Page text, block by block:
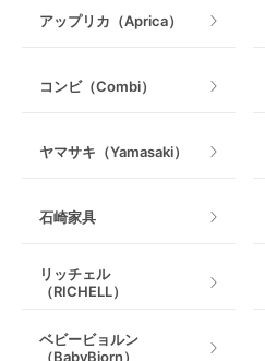
アップリカ（Aprica）
コンビ（Combi）
ヤマサキ（Yamasaki）
石崎家具
リッチェル
（RICHELL）
ベビービョルン
（BabyBjorn）